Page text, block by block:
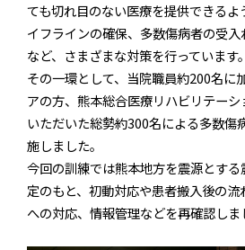
ても切れ目のない医療を提供できる
イフラインの確保、多数傷病者の受
など、さまざまな対策を行っています。
その一環として、当院職員約200名に
アの方、熊本総合医療リハビリテー
いただいた総勢約300名による多数傷
施しました。
今回の訓練では熊本地方を震源とす
定のもと、初動対応や患者搬入後の
への対応、情報管理などを再確認しま